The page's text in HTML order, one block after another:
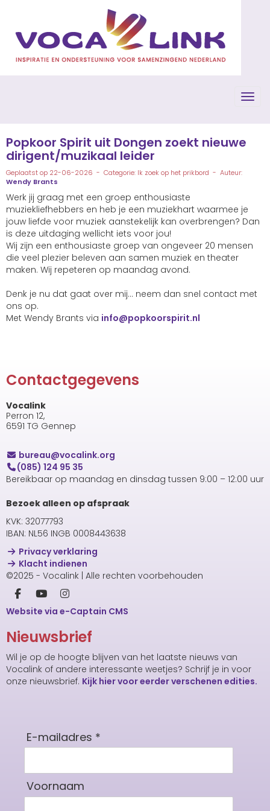
Popkoor Spirit uit Dongen zoekt nieuwe
dirigent/muzikaal leider
Geplaatst op 22-06-2026 - Categorie: Ik zoek op het prikbord - Auteur:
Wendy Brants
Werk jij graag met een groep enthousiaste
muziekliefhebbers en heb je een muziekhart waarmee je
jouw liefde voor muziek aanstekelijk kan overbrengen? Dan
is deze uitdaging wellicht iets voor jou!
Wij zijn een enthousiaste groep van ongeveer 20 mensen
die veel plezier beleven aan samen muziek en theater
maken. Wij repeteren op maandag avond.
Denk je nu dat gaat over mij... neem dan snel contact met
ons op.
Met Wendy Brants via ofni@popkoorspirit.nl
Contactgegevens
Vocalink
Perron 12,
6591 TG Gennep
uaerub@vocalink.org
(085) 124 95 35
Bereikbaar op maandag en dinsdag tussen 9:00 – 12:00 uur
Bezoek alleen op afspraak
KVK: 32077793
IBAN: NL56 INGB 0008443638
Privacy verklaring
Klacht indienen
©2025 - Vocalink | Alle rechten voorbehouden
Website via e-Captain CMS
Nieuwsbrief
Wil je op de hoogte blijven van het laatste nieuws van
Vocalink of andere interessante weetjes? Schrijf je in voor
onze nieuwsbrief. Kijk hier voor eerder verschenen edities.
E-mailadres *
Voornaam